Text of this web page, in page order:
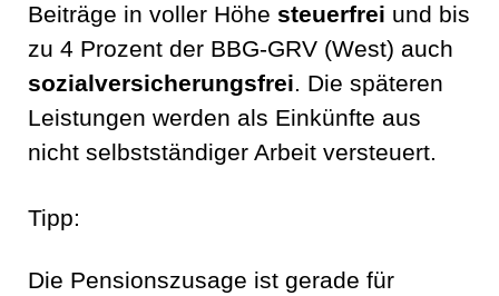
Beiträge in voller Höhe steuerfrei und bis
zu 4 Prozent der BBG-GRV (West) auch
sozialversicherungsfrei. Die späteren
Leistungen werden als Einkünfte aus
nicht selbstständiger Arbeit versteuert.
Tipp:
Die Pensionszusage ist gerade für